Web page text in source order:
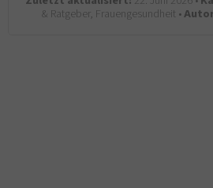
& Ratgeber, Frauengesundheit •